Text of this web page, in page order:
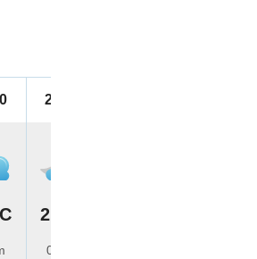
23:00
21 °C
0 mm